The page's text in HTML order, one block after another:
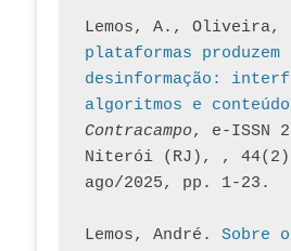
Lemos, A., Oliveira,
plataformas produzem
desinformação:
algoritmos e
Contracampo, e-ISSN
Niterói (RJ), ,
ago/2025, pp. 1-23.
Lemos, André. Sobre